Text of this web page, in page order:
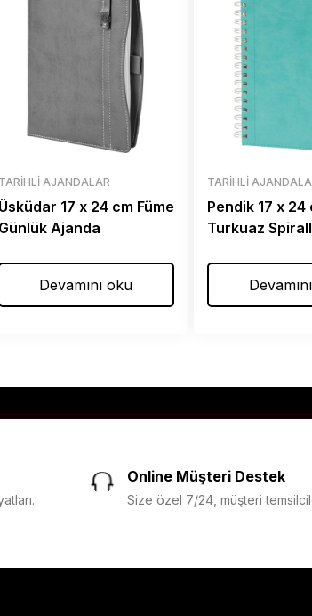
TARIHLI AJANDALAR
Üsküdar 17 x 24 cm Füme
Günlük Ajanda
Devamını oku
TARIHLI
Pendik 17 x 24
Turkuaz
Online Müşteri Destek
Size özel 7/24, müşteri